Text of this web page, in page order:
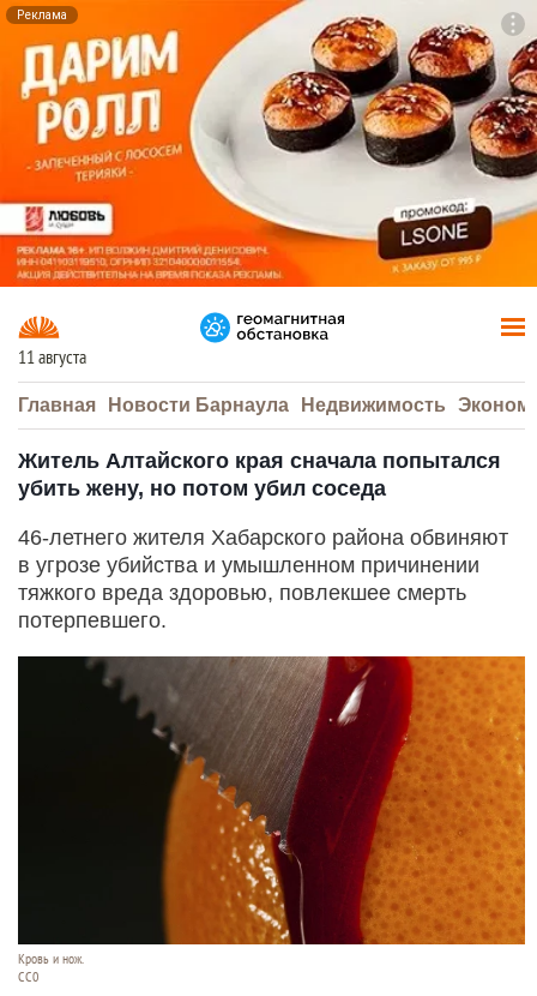
Реклама
11 августа
Главная Новости Барнаула Недвижимость
Житель Алтайского края сначала попытался
убить жену, но потом убил соседа
46-летнего жителя Хабарского района обвиняют
в угрозе убийства и умышленном причинении
тяжкого вреда здоровью, повлекшее смерть
потерпевшего.
Кровь и нож.
СС0